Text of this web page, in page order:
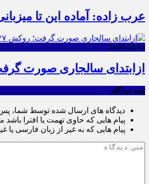
عرب زاده: آماده این تا
1404-08-14
ازابتدای سالجاری صورت گرفت؛ روکش ۴۴۷ کیلومتر از
ثبت دیدگاه
دیدگاه های ارسال شده توسط شما،
پیام هایی که حاوی تهمت یا افترا باشد
پیام هایی که به غیر از زبان فارسی یا